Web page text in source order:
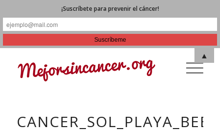
¡Suscríbete para prevenir el cáncer!
▲